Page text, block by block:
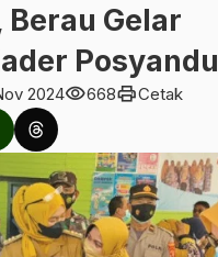
Gelar
Posyandu
2024visibility668printCetak